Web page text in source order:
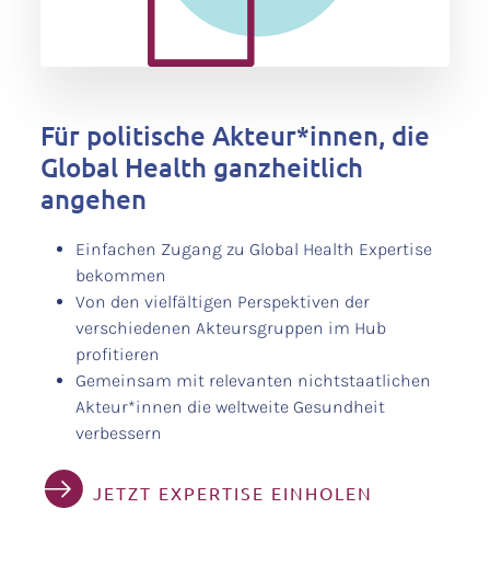
Für politische Akteur*innen, die
Global Health ganzheitlich
angehen
Einfachen Zugang zu Global Health Expertise
bekommen
Von den vielfältigen Perspektiven der
verschiedenen Akteursgruppen im Hub
profitieren
Gemeinsam mit relevanten nichtstaatlichen
Akteur*innen die weltweite Gesundheit
verbessern
JETZT EXPERTISE EINHOLEN